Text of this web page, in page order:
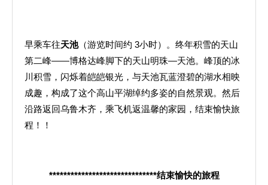
早乘车往天池（游览时间约 3小时）。终年积雪的天山
第二峰——博格达峰脚下的天山明珠—天池。峰顶的冰
川积雪，闪烁着皑皑银光，与天池瓦蓝澄碧的湖水相映
成趣，构成了这个高山平湖绰约多姿的自然景观。然后
沿路返回乌鲁木齐，乘飞机返温馨的家园，结束愉快旅
程！！
******************************结束愉快的旅程